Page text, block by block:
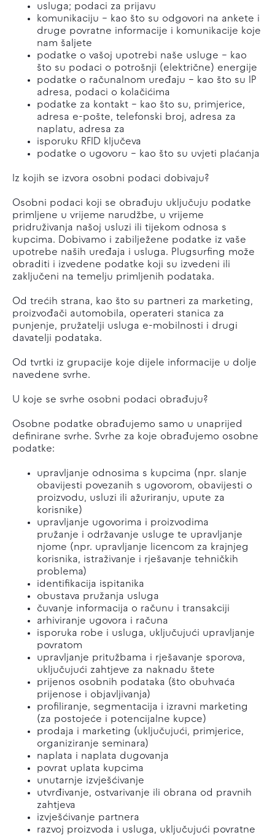
usluga; podaci za prijavu
komunikaciju – kao što su odgovori na ankete i
druge povratne informacije i komunikacije koje
nam šaljete
podatke o vašoj upotrebi naše usluge – kao
što su podaci o potrošnji (električne) energije
podatke o računalnom uređaju – kao što su IP
adresa, podaci o kolačićima
podatke za kontakt – kao što su, primjerice,
adresa e-pošte, telefonski broj, adresa za
naplatu, adresa za
isporuku RFID ključeva
podatke o ugovoru – kao što su uvjeti plaćanja
Iz kojih se izvora osobni podaci dobivaju?
Osobni podaci koji se obrađuju uključuju podatke
primljene u vrijeme narudžbe, u vrijeme
pridruživanja našoj usluzi ili tijekom odnosa s
kupcima. Dobivamo i zabilježene podatke iz vaše
upotrebe naših uređaja i usluga. Plugsurfing može
obraditi i izvedene podatke koji su izvedeni ili
zaključeni na temelju primljenih podataka.
Od trećih strana, kao što su partneri za marketing,
proizvođači automobila, operateri stanica za
punjenje, pružatelji usluga e-mobilnosti i drugi
davatelji podataka.
Od tvrtki iz grupacije koje dijele informacije u dolje
navedene svrhe.
U koje se svrhe osobni podaci obrađuju?
Osobne podatke obrađujemo samo u unaprijed
definirane svrhe. Svrhe za koje obrađujemo osobne
podatke:
upravljanje odnosima s kupcima (npr. slanje
obavijesti povezanih s ugovorom, obavijesti o
proizvodu, usluzi ili ažuriranju, upute za
korisnike)
upravljanje ugovorima i proizvodima
pružanje i održavanje usluge te upravljanje
njome (npr. upravljanje licencom za krajnjeg
korisnika, istraživanje i rješavanje tehničkih
problema)
identifikacija ispitanika
obustava pružanja usluga
čuvanje informacija o računu i transakciji
arhiviranje ugovora i računa
isporuka robe i usluga, uključujući upravljanje
povratom
upravljanje pritužbama i rješavanje sporova,
uključujući zahtjeve za naknadu štete
prijenos osobnih podataka (što obuhvaća
prijenose i objavljivanja)
profiliranje, segmentacija i izravni marketing
(za postojeće i potencijalne kupce)
prodaja i marketing (uključujući, primjerice,
organiziranje seminara)
naplata i naplata dugovanja
povrat uplata kupcima
unutarnje izvješćivanje
utvrđivanje, ostvarivanje ili obrana od pravnih
zahtjeva
izvješćivanje partnera
razvoj proizvoda i usluga, uključujući povratne